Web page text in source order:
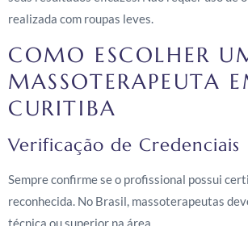
realizada com roupas leves.
COMO ESCOLHER
MASSOTERAPEUTA
CURITIBA
Verificação de Credenciais
Sempre confirme se o profissional possui
reconhecida. No Brasil, massoterapeutas
técnica ou superior na área.